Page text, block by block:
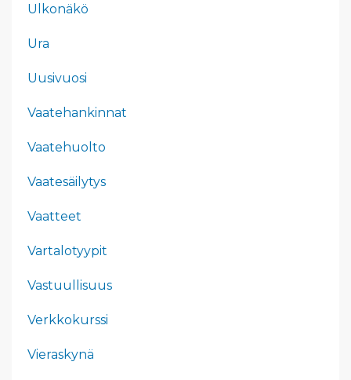
Ulkonäkö
Ura
Uusivuosi
Vaatehankinnat
Vaatehuolto
Vaatesäilytys
Vaatteet
Vartalotyypit
Vastuullisuus
Verkkokurssi
Vieraskynä